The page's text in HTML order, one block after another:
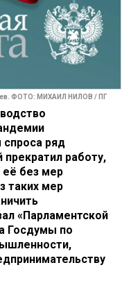
ФОТО: МИХАИЛ НИЛОВ / ПГ
спроса ряд
работу,
её без мер
таких мер
«Парламентской
Госдумы по